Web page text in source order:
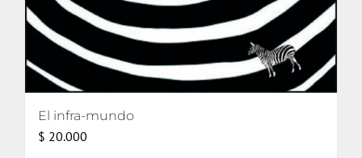
El infra-mundo
$ 20.000